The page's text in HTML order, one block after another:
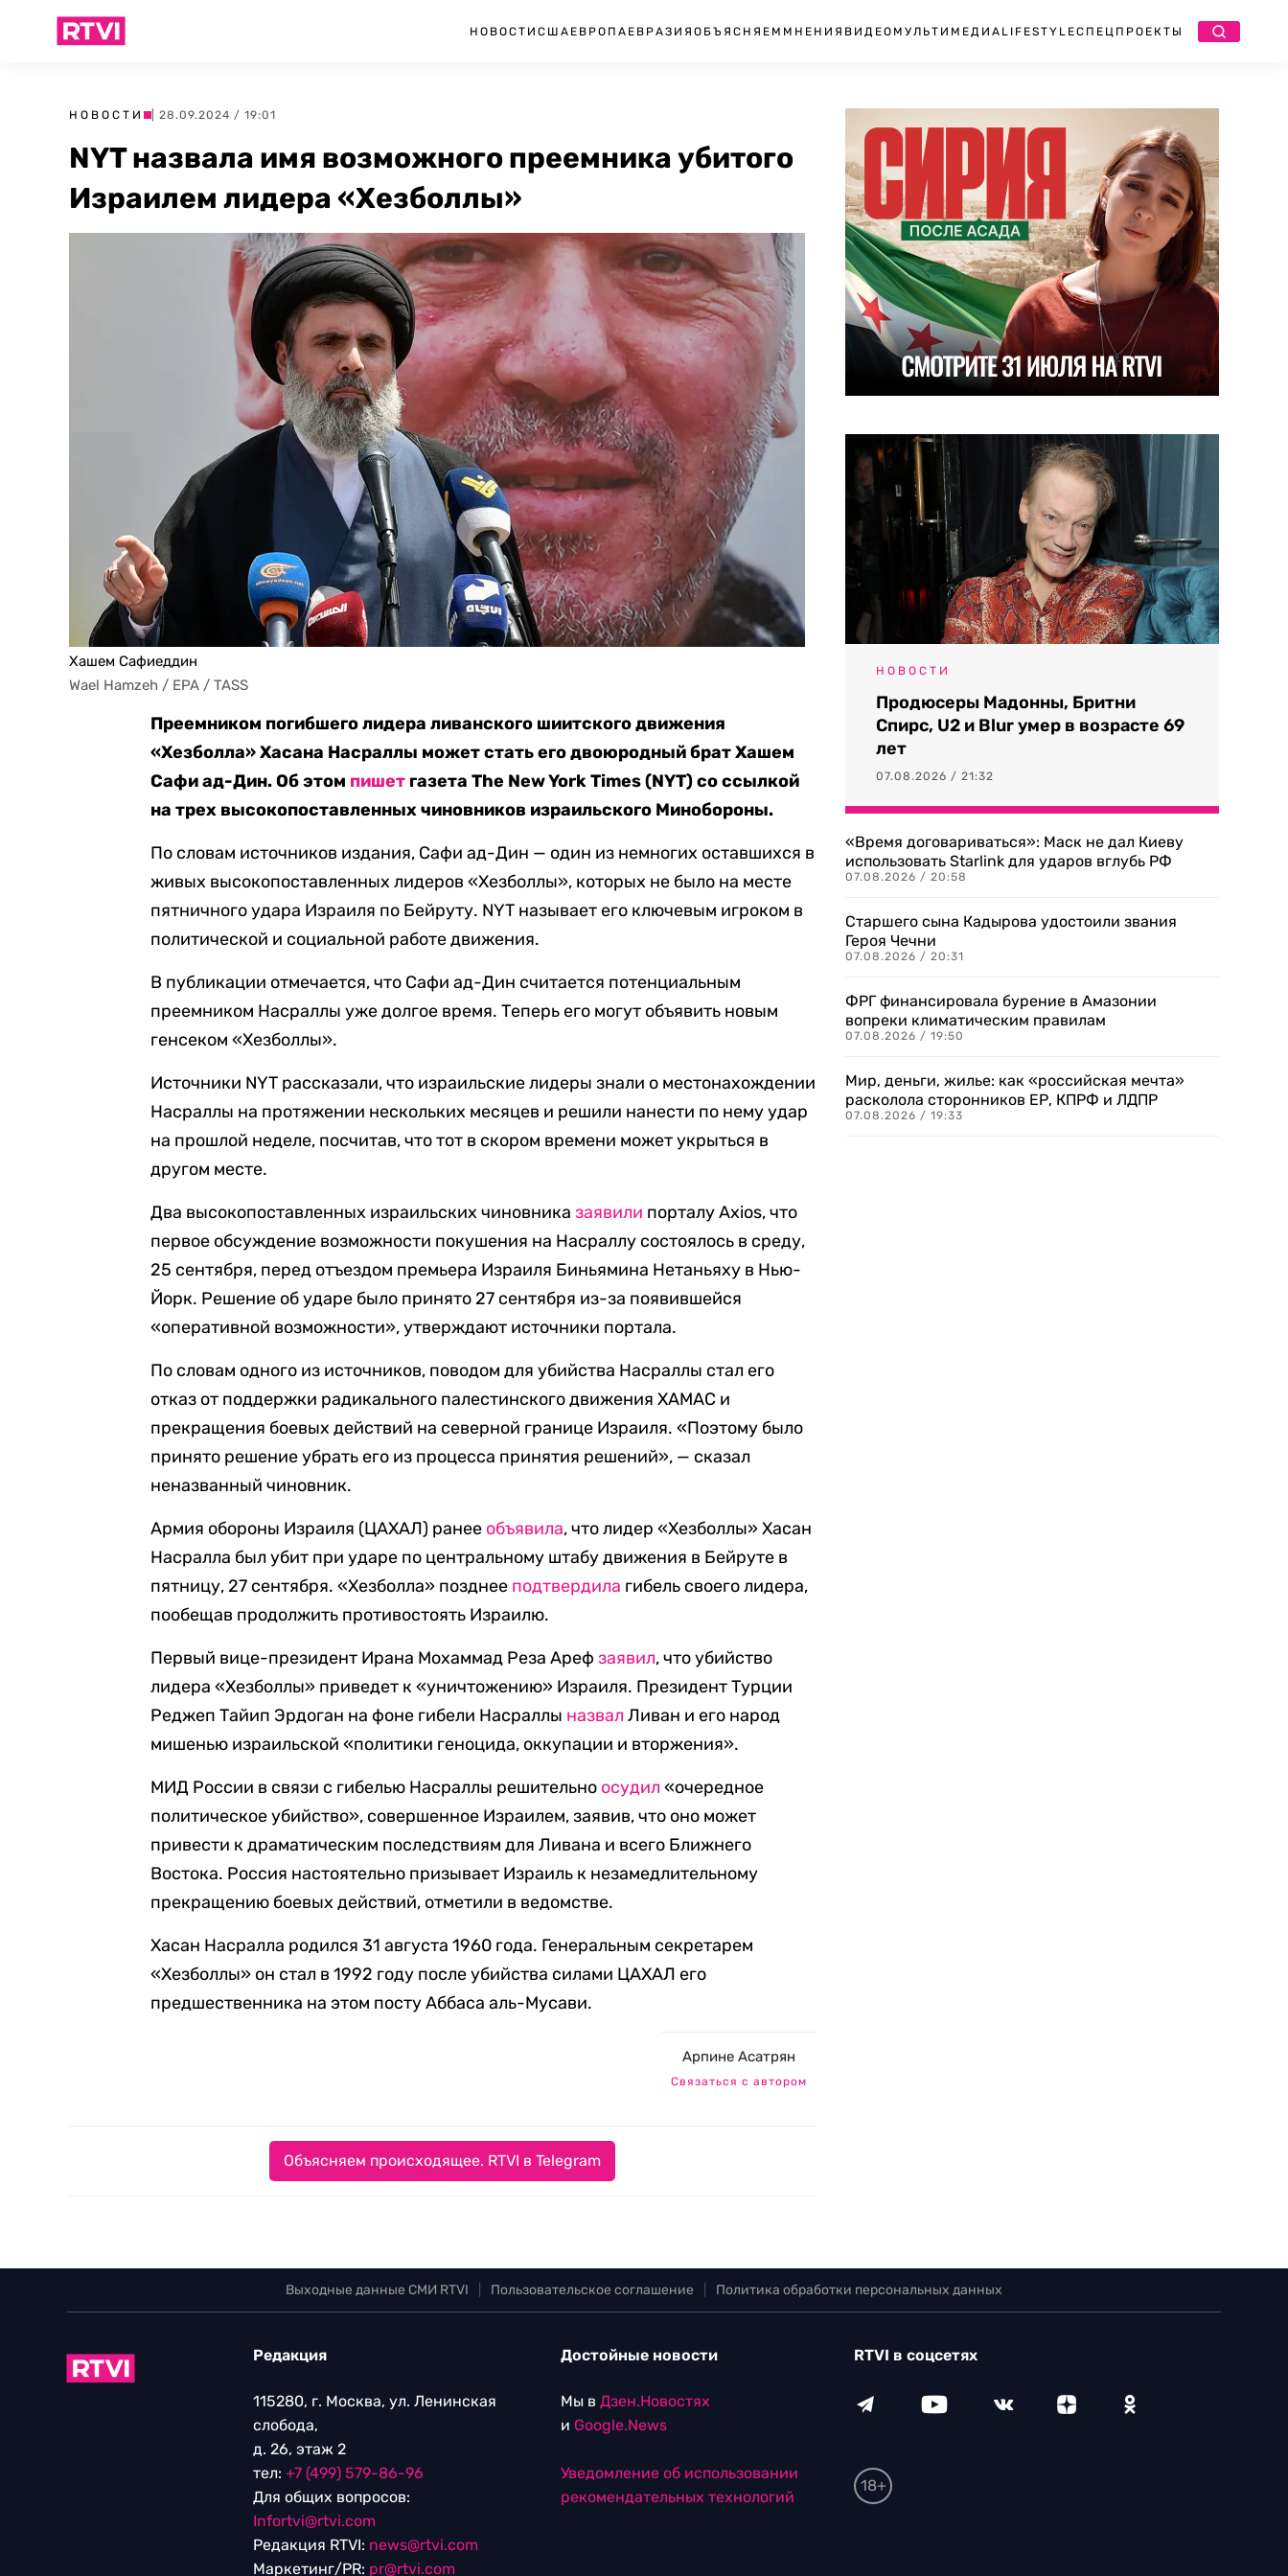
НОВОСТИ США ЕВРОПА ЕВРАЗИЯ ОБЪЯСНЯЕМ МНЕНИЯ ВИДЕО МУЛЬТИМЕДИА LIFESTYLEСПЕЦПРОЕКТЫ
НОВОСТИ | 28.09.2024 / 19:01
NYT назвала имя возможного преемника убитого
Израилем лидера «Хезболлы»
Хашем Сафиеддин
Wael Hamzeh / EPA / TASS
Преемником погибшего лидера ливанского шиитского движения
«Хезболла» Хасана Насраллы может стать его двоюродный брат Хашем
Сафи ад-Дин. Об этом пишет газета The New York Times (NYT) со ссылкой
на трех высокопоставленных чиновников израильского Минобороны.
По словам источников издания, Сафи ад-Дин — один из немногих оставшихся в
живых высокопоставленных лидеров «Хезболлы», которых не было на месте
пятничного удара Израиля по Бейруту. NYT называет его ключевым игроком в
политической и социальной работе движения.
В публикации отмечается, что Сафи ад-Дин считается потенциальным
преемником Насраллы уже долгое время. Теперь его могут объявить новым
генсеком «Хезболлы».
Источники NYT рассказали, что израильские лидеры знали о местонахождении
Насраллы на протяжении нескольких месяцев и решили нанести по нему удар
на прошлой неделе, посчитав, что тот в скором времени может укрыться в
другом месте.
Два высокопоставленных израильских чиновниказаявили порталу Axios, что
первое обсуждение возможности покушения на Насраллу состоялось в среду,
25 сентября, перед отъездом премьера Израиля Биньямина Нетаньяху в Нью-
Йорк. Решение об ударе было принято 27 сентября из-за появившейся
«оперативной возможности», утверждают источники портала.
По словам одного из источников, поводом для убийства Насраллы стал его
отказ от поддержки радикального палестинского движения ХАМАС и
прекращения боевых действий на северной границе Израиля. «Поэтому было
принято решение убрать его из процесса принятия решений», — сказал
неназванный чиновник.
Армия обороны Израиля (ЦАХАЛ) ранее объявила, что лидер «Хезболлы» Хасан
Насралла был убит при ударе по центральному штабу движения в Бейруте в
пятницу, 27 сентября. «Хезболла» позднее подтвердила гибель своего лидера,
пообещав продолжить противостоять Израилю.
Первый вице-президент Ирана Мохаммад Реза Арефзаявил, что убийство
лидера «Хезболлы» приведет к «уничтожению» Израиля. Президент Турции
Реджеп Тайип Эрдоган на фоне гибели Насраллы назвал Ливан и его народ
мишенью израильской «политики геноцида, оккупации и вторжения».
МИД России в связи с гибелью Насраллы решительно осудил «очередное
политическое убийство», совершенное Израилем, заявив, что оно может
привести к драматическим последствиям для Ливана и всего Ближнего
Востока. Россия настоятельно призывает Израиль к незамедлительному
прекращению боевых действий, отметили в ведомстве.
Хасан Насралла родился 31 августа 1960 года. Генеральным секретарем
«Хезболлы» он стал в 1992 году после убийства силами ЦАХАЛ его
предшественника на этом посту Аббаса аль-Мусави.
Арпине Асатрян
Связаться с автором
Объясняем происходящее. RTVI в Telegram
НОВОСТИ
Продюсеры Мадонны, Бритни
Спирс, U2 и Blur умер в возрасте 69
лет
07.08.2026 / 21:32
«Время договариваться»: Маск не дал Киеву
использовать Starlink для ударов вглубь РФ
07.08.2026 / 20:58
Старшего сына Кадырова удостоили звания
Героя Чечни
07.08.2026 / 20:31
ФРГ финансировала бурение в Амазонии
вопреки климатическим правилам
07.08.2026 / 19:50
Мир, деньги, жилье: как «российская мечта»
расколола сторонников ЕР, КПРФ и ЛДПР
07.08.2026 / 19:33
Выходные данные СМИ RTVI Пользовательское соглашение Политика обработки персональных данных
Редакция
115280, г. Москва, ул. Ленинская
слобода,
д. 26, этаж 2
тел: +7 (499) 579-86-96
Для общих вопросов:
Infortvi@rtvi.com
Редакция RTVI: news@rtvi.com
Маркетинг/PR: pr@rtvi.com
Достойные новости
Мы в Дзен.Новостях
и Google.News
Уведомление об использовании
рекомендательных технологий
RTVI в соцсетях
18+